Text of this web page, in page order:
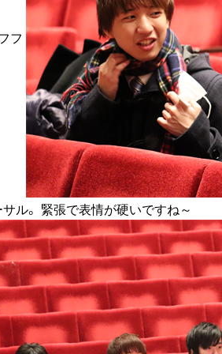
フ
サル。 緊張で表情が硬いですね～